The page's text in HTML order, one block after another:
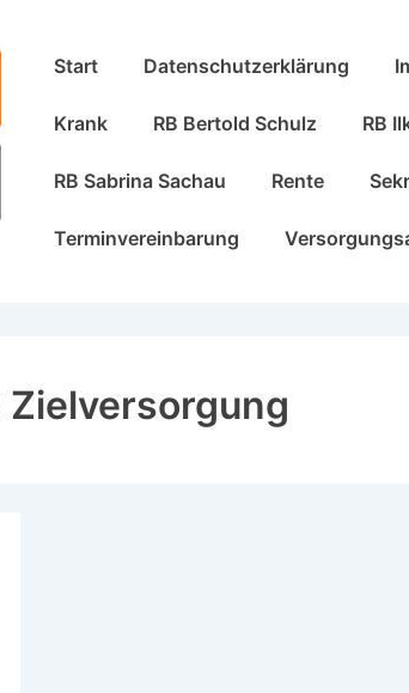
Hauptnavigation
Start Datenschutzerklärung
Krank RB Bertold Schulz RB
RB Sabrina Sachau Rente
Terminvereinbarung
Zielversorgung